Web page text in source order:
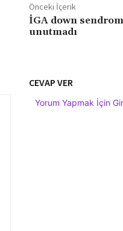
Önceki İçerik
İGA down
unutmadı
CEVAP VER
Yorum Yapmak İçin